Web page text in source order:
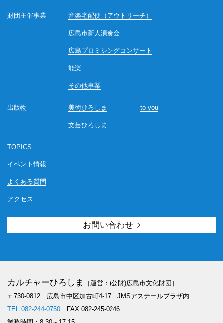
財団主催事業 音楽宅配便（アウトリーチ）
広島市新人演奏会
広島プロミシングコンサート
能楽
その他事業
出版物 美術ひろしま
文芸ひろしま
to you
TOPICS
イベント情報
よくある質問
アクセス
お問い合わせ
カルチャーひろしま
［運営：(公財)広島市文化財団］
〒730-0812 広島市中区加古町4-17 JMSアステールプラザ内
TEL.082-244-0750FAX.082-245-0246